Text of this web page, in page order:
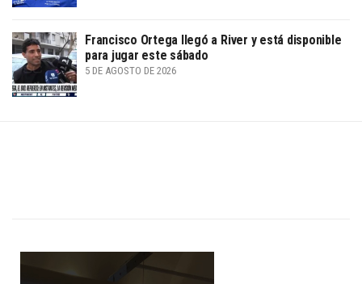
Francisco Ortega llegó a River y está disponible
para jugar este sábado
5 DE AGOSTO DE 2026